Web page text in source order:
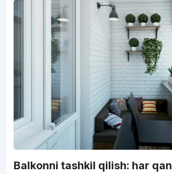
Balkonni tashkil qilish: har